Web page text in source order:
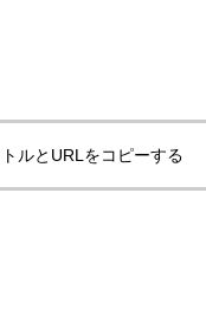
ルとURLをコピーする